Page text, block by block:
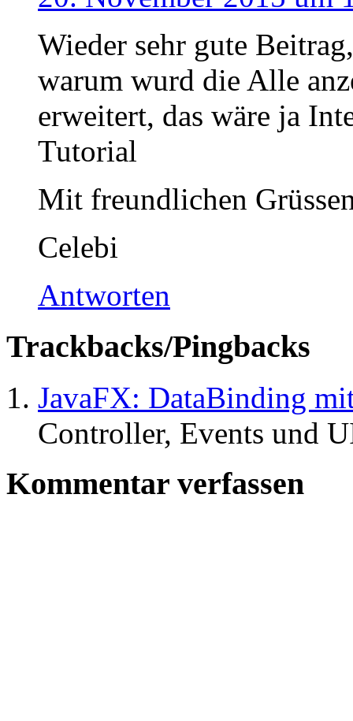
Wieder sehr gute Beitrag,
warum wurd die Alle
erweitert, das wäre ja
Tutorial
Mit freundlichen
Celebi
Antworten
Trackbacks/Pingbacks
JavaFX: DataBinding
Controller, Events und
Kommentar verfassen